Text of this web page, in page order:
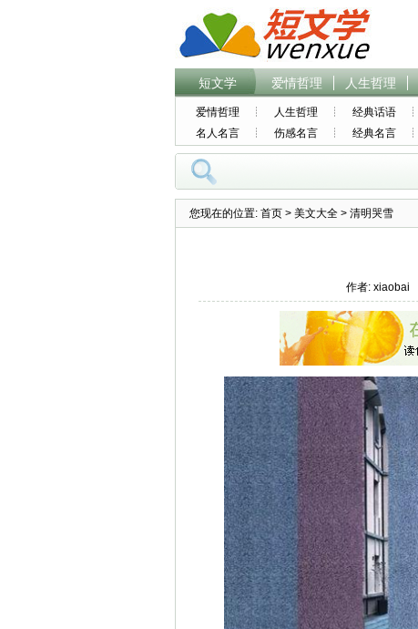
短文学 爱情哲理 人生哲理
爱情哲理 人生哲理 经典话语
名人名言
伤感名言 经典名言
您现在的位置: 首页 > 美文大全 > 清明哭雪
作者: xiaobai